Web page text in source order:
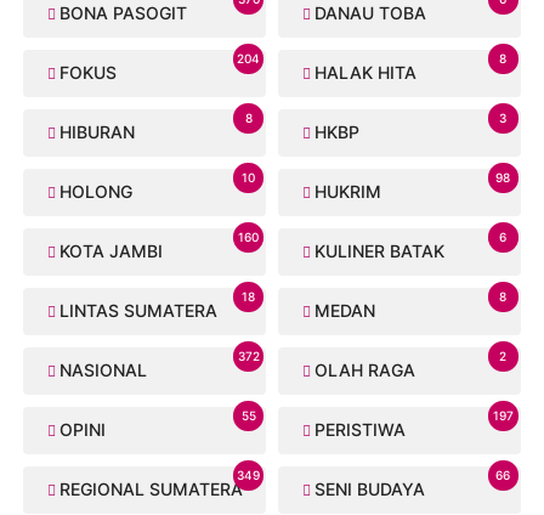
BONA PASOGIT DANAU TOBA
FOKUS
204
HALAK HITA
8
HIBURAN
8
HKBP
3
HOLONG
10
HUKRIM
98
KOTA JAMBI
160
KULINER BATAK
6
LINTAS SUMATERA
18
MEDAN
8
NASIONAL
372
OLAH RAGA
2
OPINI
55
PERISTIWA
197
REGIONAL SUMATERA
349
SENI BUDAYA
66